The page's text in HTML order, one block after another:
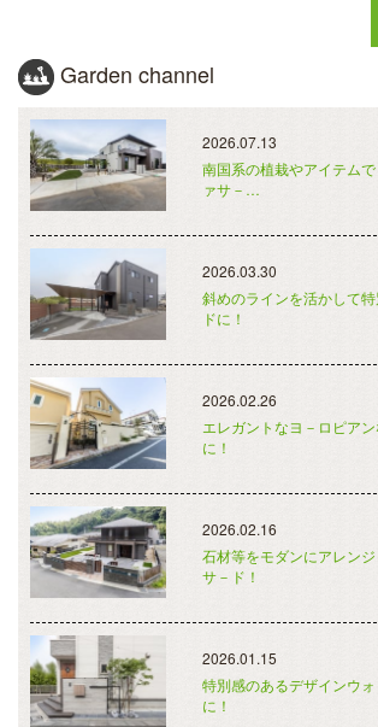
Garden channel
2026.07.13
南国系の植栽やアイテム
ァサ－…
2026.03.30
斜めのラインを活かして
ドに！
2026.02.26
エレガントなヨ－ロピア
に！
2026.02.16
石材等をモダンにアレン
サ－ド！
2026.01.15
特別感のあるデザインウ
に！